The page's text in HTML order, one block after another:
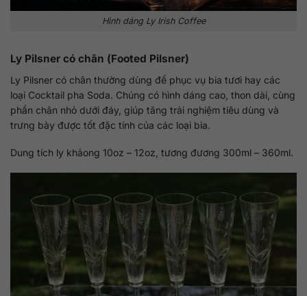
Hình dáng Ly Irish Coffee
Ly Pilsner có chân (Footed Pilsner)
Ly Pilsner có chân thường dùng để phục vụ bia tươi hay các
loại Cocktail pha Soda. Chúng có hình dáng cao, thon dài, cùng
phần chân nhỏ dưới đáy, giúp tăng trải nghiệm tiêu dùng và
trưng bày được tốt đặc tính của các loại bia.
Dung tích ly khảong 10oz – 12oz, tương đương 300ml – 360ml.